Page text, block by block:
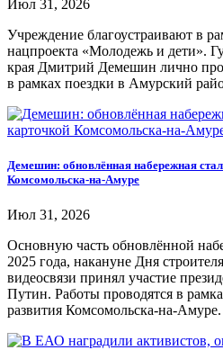
Июл 31, 2026
Учреждение благоустраивают в
нацпроекта «Молодежь и дети».
края Дмитрий Демешин лично
в рамках поездки в Амурский
Демешин: обновлённая набережная
Комсомольска-на-Амуре
Июл 31, 2026
Основную часть обновлённой
2025 года, накануне Дня
видеосвязи принял участие
Путин. Работы проводятся в
развития Комсомольска-на-